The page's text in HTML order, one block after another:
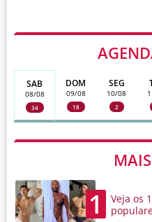
SAB
08/08
34
DOM
09/08
18
SEG
10/08
2
1
Veja os